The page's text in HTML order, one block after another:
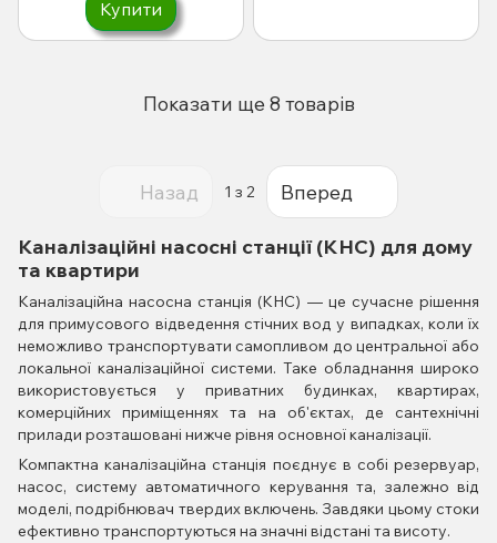
Купити
Показати ще 8 товарів
Назад 1 з 2 Вперед
Каналізаційні насосні станції (КНС) для дому
та квартири
Каналізаційна насосна станція (КНС) — це сучасне рішення
для примусового відведення стічних вод у випадках, коли їх
неможливо транспортувати самопливом до центральної або
локальної каналізаційної системи. Таке обладнання широко
використовується у приватних будинках, квартирах,
комерційних приміщеннях та на об'єктах, де сантехнічні
прилади розташовані нижче рівня основної каналізації.
Компактна каналізаційна станція поєднує в собі резервуар,
насос, систему автоматичного керування та, залежно від
моделі, подрібнювач твердих включень. Завдяки цьому стоки
ефективно транспортуються на значні відстані та висоту.